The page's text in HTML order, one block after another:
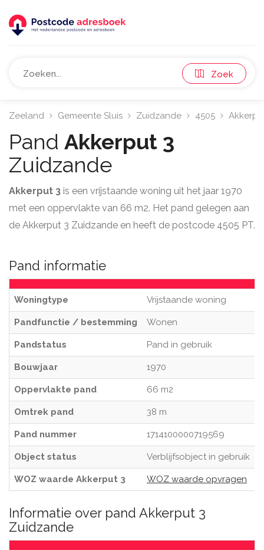
Zoek
Zeeland Gemeente Sluis Zuidzande 4505
Pand Akkerput 3
Zuidzande
Akkerput 3 is een vrijstaande woning uit het jaar 1970
met een oppervlakte van 66 m2. Het pand gelegen aan
de Akkerput 3 Zuidzande en heeft de postcode 4505 PT.
Pand informatie
Woningtype Vrijstaande woning
Pandfunctie / bestemming Wonen
Pandstatus Pand in gebruik
Bouwjaar 1970
Oppervlakte pand 66 m2
Omtrek pand 38 m
Pand nummer 1714100000719569
Object status Verblijfsobject in gebruik
WOZ waarde Akkerput 3 WOZ waarde opvragen
Informatie over pand Akkerput 3
Zuidzande